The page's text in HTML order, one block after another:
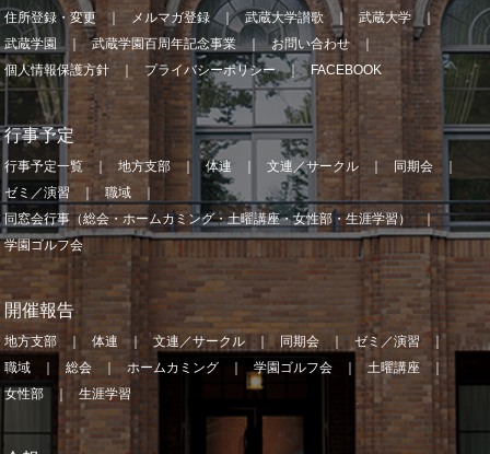
住所登録・変更
メルマガ登録 武蔵大学讃歌
武蔵大学
武蔵学園
武蔵学園百周年記念事業
お問い合わせ
個人情報保護方針
プライバシーポリシー FACEBOOK
行事予定
行事予定一覧 地方支部 体連 文連／サークル
同期会
ゼミ／演習
職域
同窓会行事（総会・ホームカミング・土曜講座・女性部・生涯学習）
学園ゴルフ会
開催報告
地方支部 体連 文連／サークル 同期会
ゼミ／演習
職域
総会 ホームカミング 学園ゴルフ会
土曜講座
女性部
生涯学習